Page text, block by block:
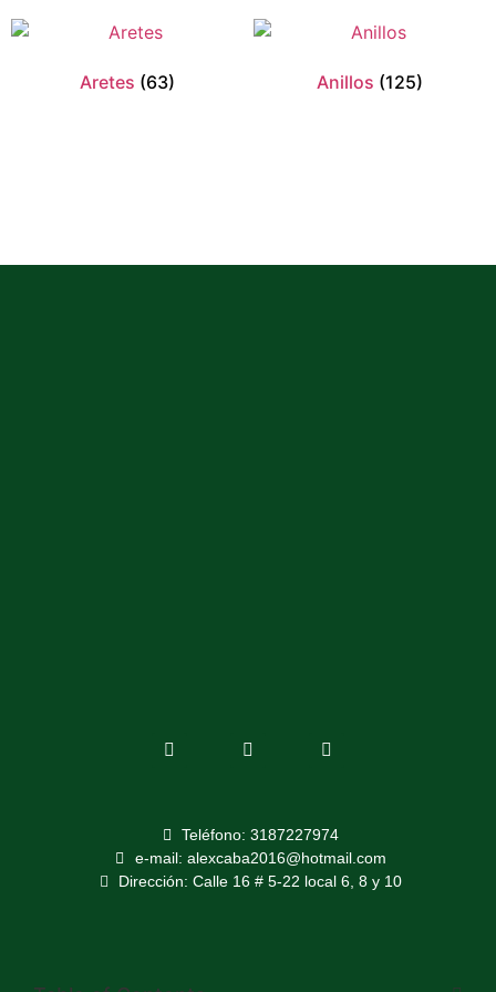
Aretes (63) Anillos (125)
Teléfono: 3187227974
e-mail: alexcaba2016@hotmail.com
Dirección: Calle 16 # 5-22 local 6, 8 y 10